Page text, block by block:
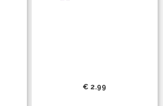
€ 2.99